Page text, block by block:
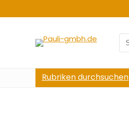
Rubriken durchsuchen